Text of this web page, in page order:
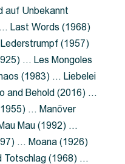
auf Unbekannt
Last Words (1968)
(1957)
… Les Mongoles
(1983) … Liebelei
and Behold (2016) …
… Manöver
Mau (1992) …
… Moana (1926)
Totschlag (1968) …